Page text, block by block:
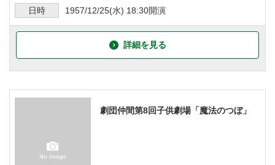
日時 1957/12/25(水) 18:30開演
詳細を見る
劇団仲間第8回子供劇場「魔法のつぼ」